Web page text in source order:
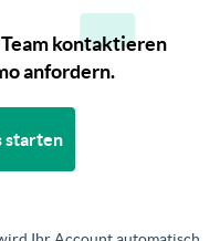
kontaktieren
anfordern.
starten